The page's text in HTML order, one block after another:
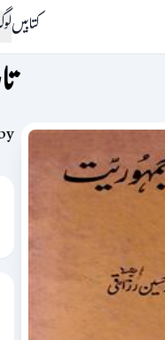
کتابیں